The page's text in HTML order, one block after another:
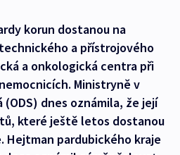
korun dostanou na
a přístrojového
a onkologická centra při
Ministryně v
(ODS) dnes oznámila, že její
které ještě letos dostanou
Hejtman pardubického kraje